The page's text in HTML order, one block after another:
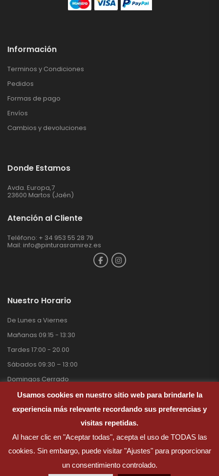
Información
Terminos y Condiciones
Pedidos
Formas de pago
Envíos
Cambios y devoluciones
Donde Estamos
Avda. Europa,7
23600 Martos (Jaén)
Atención al Cliente
Teléfono: + 34 953 55 28 79
Mail: info@pinturasramirez.es
Nuestro Horario
De Lunes a Viernes
Mañanas 09:15 - 13:30
Tardes 17:00 - 20.00
Sábados 09:30 – 13:00
Domingos Cerrado
Pinturas Ramirez © 2026. Todos Los derechos reservados.
Usamos cookies en nuestro sitio web para brindarle la
experiencia más relevante recordando sus preferencias y
visitas repetidas.
Al hacer clic en "Aceptar todas", acepta el uso de TODAS las
cookies. Sin embargo, puede visitar "Ajustes" para proporcionar
un consentimiento controlado.